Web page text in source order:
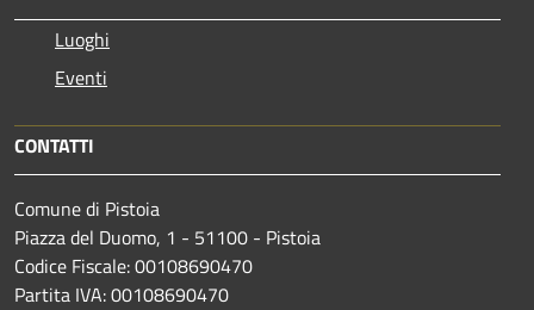
Luoghi
Eventi
CONTATTI
Comune di Pistoia
Piazza del Duomo, 1 - 51100 - Pistoia
Codice Fiscale: 00108690470
Partita IVA: 00108690470